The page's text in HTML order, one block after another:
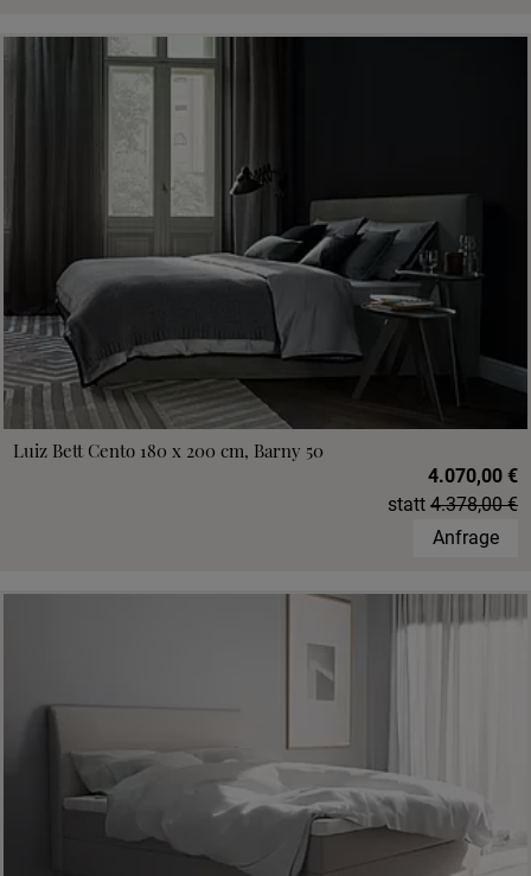
Luiz Bett Cento 180 x 200 cm, Barny 50
4.070,00 €
statt 4.378,00 €
Anfrage